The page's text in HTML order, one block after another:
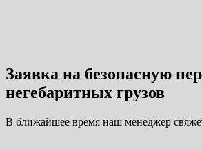
Заявка на безопасную
негебаритных грузов
В ближайшее время наш менеджер